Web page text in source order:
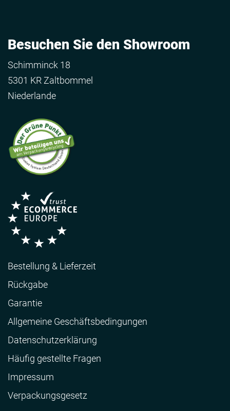
Besuchen Sie den Showroom
Schimminck 18
5301 KR Zaltbommel
Niederlande
Bestellung & Lieferzeit
Rückgabe
Garantie
Allgemeine Geschäftsbedingungen
Datenschutzerklärung
Häufig gestellte Fragen
Impressum
Verpackungsgesetz